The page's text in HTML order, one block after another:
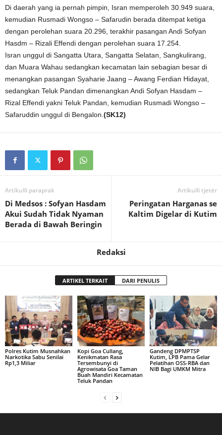
Di daerah yang ia pernah pimpin, Isran memperoleh 30.949 suara,
kemudian Rusmadi Wongso – Safarudin berada ditempat ketiga
dengan perolehan suara 20.296, terakhir pasangan Andi Sofyan
Hasdm – Rizali Effendi dengan perolehan suara 17.254.
Isran unggul di Sangatta Utara, Sangatta Selatan, Sangkulirang,
dan Muara Wahau sedangkan kecamatan lain sebagian besar di
menangkan pasangan Syaharie Jaang – Awang Ferdian Hidayat,
sedangkan Teluk Pandan dimenangkan Andi Sofyan Hasdam –
Rizal Effendi yakni Teluk Pandan, kemudian Rusmadi Wongso –
Safaruddin unggul di Bengalon. (SK12)
Artikulli paraprak
Di Medsos : Sofyan Hasdam
Akui Sudah Tidak Nyaman
Berada di Bawah Beringin
Artikulli tjetër
Peringatan Harganas se
Kaltim Digelar di Kutim
Redaksi
ARTIKEL TERKAIT DARI PENULIS
Polres Kutim Musnahkan
Narkotika Sabu Senilai
Rp1,3 Miliar
Kopi Goa Cullang,
Kenikmatan Rasa
Tersembunyi di
Agrowisata Goa Taman
Buah Mandiri Kecamatan
Teluk Pandan
Gandeng DPMPTSP
Kutim, LPB Pama Gelar
Pelatihan OSS-RBA dan
NIB Bagi UMKM Mitra